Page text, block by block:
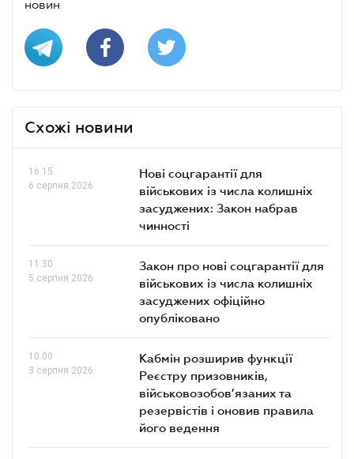
новин
Схожі новини
16.15
6 серпня 2026
Нові соцгарантії для
військових із числа колишніх
засуджених: Закон набрав
чинності
11.30
5 серпня 2026
Закон про нові соцгарантії для
військових із числа колишніх
засуджених офіційно
опубліковано
10.00
3 серпня 2026
Кабмін розширив функції
Реєстру призовників,
військовозобов’язаних та
резервістів і оновив правила
його ведення